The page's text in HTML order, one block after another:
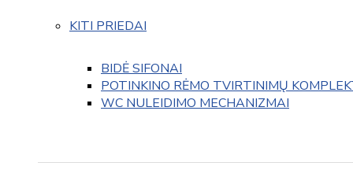
KITI PRIEDAI
BIDĖ SIFONAI
POTINKINO RĖMO TVIRTINIMŲ
WC NULEIDIMO MECHANIZMAI